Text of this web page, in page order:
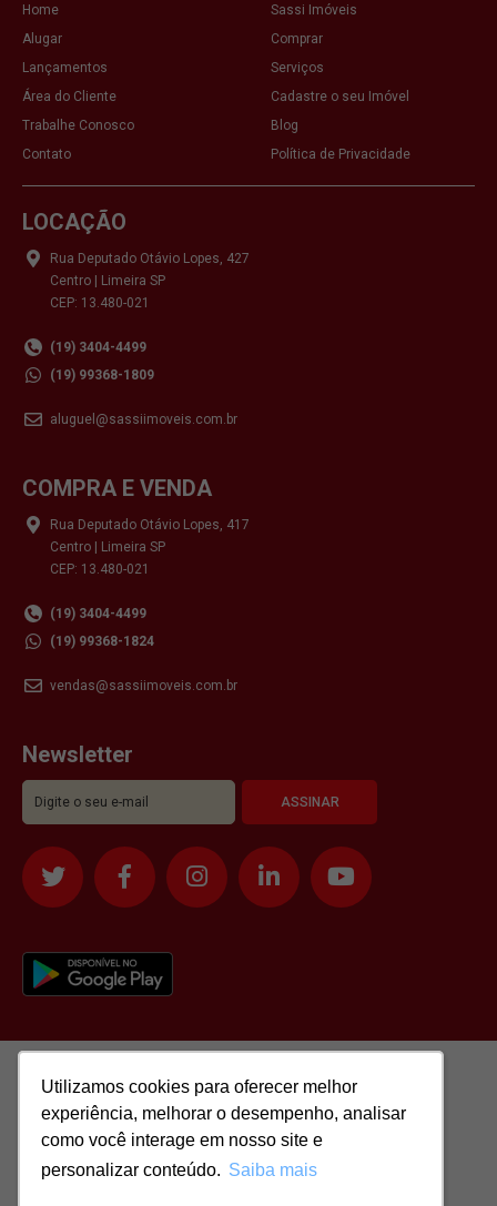
Utilizamos cookies para oferecer melhor
experiência, melhorar o desempenho, analisar
como você interage em nosso site e
personalizar conteúdo. Saiba mais
Utilizamos cookies para oferecer melhor
experiência, melhorar o desempenho, analisar
como você interage em nosso site e
personalizar conteúdo. Saiba mais
Home
Sassi Imóveis
Alugar
Comprar
Lançamentos
Serviços
Área do Cliente
Cadastre o seu Imóvel
Trabalhe Conosco
Blog
Contato
Política de Privacidade
LOCAÇÃO
Rua Deputado Otávio Lopes, 427
Centro | Limeira SP
CEP: 13.480-021
(19) 3404-4499
(19) 99368-1809
aluguel@sassiimoveis.com.br
COMPRA E VENDA
Rua Deputado Otávio Lopes, 417
Centro | Limeira SP
CEP: 13.480-021
(19) 3404-4499
(19) 99368-1824
vendas@sassiimoveis.com.br
Newsletter